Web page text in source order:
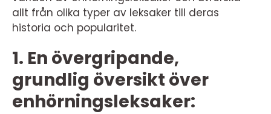
allt från olika typer av leksaker till deras
historia och popularitet.
1. En övergripande,
grundlig översikt över
enhörningsleksaker: